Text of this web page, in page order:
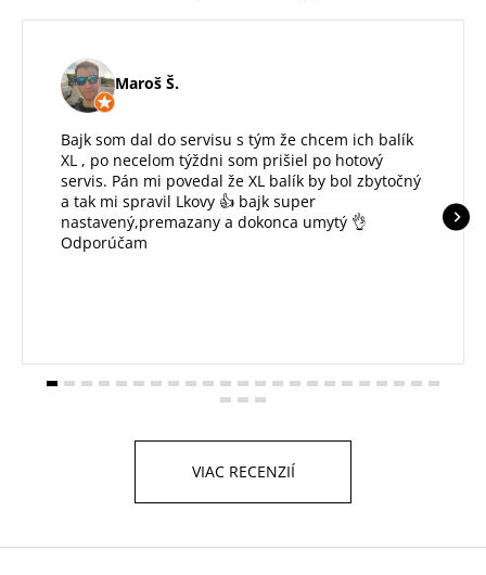
Maroš Š.
Bajk som dal do servisu s tým že chcem ich balík
XL , po necelom týždni som prišiel po hotový
servis. Pán mi povedal že XL balík by bol zbytočný
a tak mi spravil Lkovy 👍 bajk super
nastavený,premazany a dokonca umytý 👌
Odporúčam
VIAC RECENZIÍ